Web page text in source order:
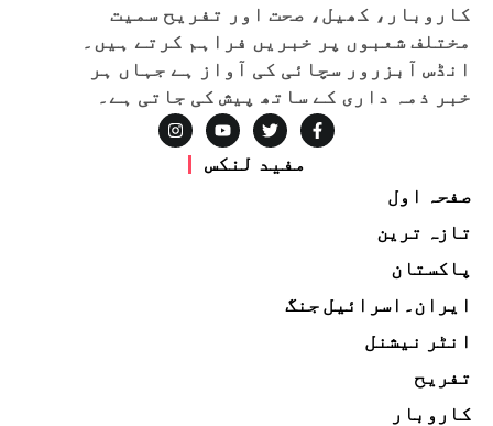
کاروبار، کھیل، صحت اور تفریح سمیت
مختلف شعبوں پر خبریں فراہم کرتے ہیں۔
انڈس آبزرور سچائی کی آواز ہے جہاں ہر
خبر ذمہ داری کے ساتھ پیش کی جاتی ہے۔
مفید لنکس
صفحہ اول
تازہ ترین
پاکستان
ایران۔اسرائیل جنگ
انٹر نیشنل
تفریح
کاروبار